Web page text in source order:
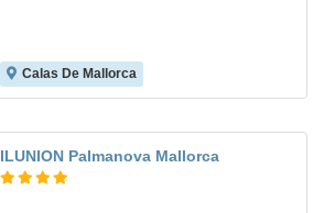
Calas De Mallorca
ILUNION Palmanova Mallorca